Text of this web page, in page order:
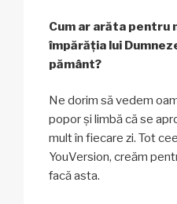
Cum ar arăta pentru
împărăția lui
pământ?
Ne dorim să vedem
popor și limbă că se
mult în fiecare zi. Tot
YouVersion, creăm
facă asta.